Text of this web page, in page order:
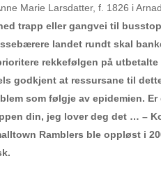
Marie Larsdatter, f. 1826 i
trapp eller gangvei til
landet rundt skal
rekkefølgen på
godkjent at ressursane til
som følgje av epidemien.
din, jeg lover deg det … –
Ramblers ble oppløst i